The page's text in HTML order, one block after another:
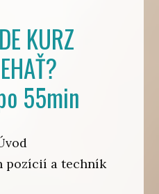
KURZ
55min
pozícií a techník